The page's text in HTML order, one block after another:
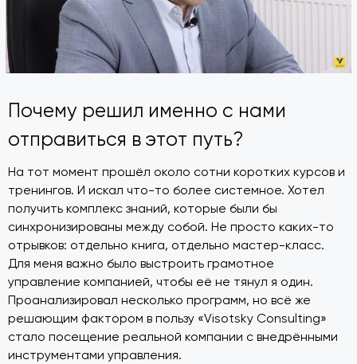
Почему решил именно с нами
отправиться в этот путь?
На тот момент прошёл около сотни коротких курсов и
тренингов. И искал что-то более системное. Хотел
получить комплекс знаний, которые были бы
синхронизированы между собой. Не просто каких-то
отрывков: отдельно книга, отдельно мастер-класс.
Для меня важно было выстроить грамотное
управление компанией, чтобы её не тянул я один.
Проанализировал несколько программ, но всё же
решающим фактором в пользу «Visotsky Consulting»
стало посещение реальной компании с внедрёнными
инструментами управления.